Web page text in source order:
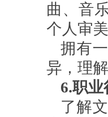
曲、音
个人审
拥有
异，理
6.职
了解